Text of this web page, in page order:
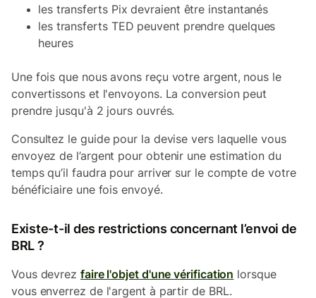
les transferts Pix devraient être instantanés
les transferts TED peuvent prendre quelques
heures
Une fois que nous avons reçu votre argent, nous le
convertissons et l'envoyons. La conversion peut
prendre jusqu'à 2 jours ouvrés.
Consultez le guide pour la devise vers laquelle vous
envoyez de l’argent pour obtenir une estimation du
temps qu’il faudra pour arriver sur le compte de votre
bénéficiaire une fois envoyé.
Existe-t-il des restrictions concernant l’envoi de
BRL ?
Vous devrez faire l'objet d'une vérification lorsque
vous enverrez de l'argent à partir de BRL.